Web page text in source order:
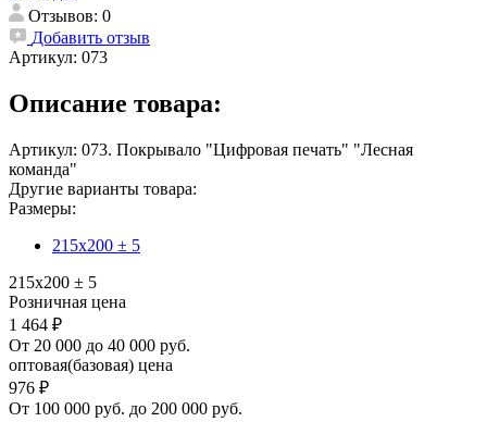
Отзывов: 0
Добавить отзыв
Артикул: 073
Описание товара:
Артикул: 073. Покрывало "Цифровая печать" "Лесная
команда"
Другие варианты товара:
Размеры:
215х200 ± 5
215х200 ± 5
Розничная цена
1 464 ₽
От 20 000 до 40 000 руб.
оптовая(базовая) цена
976 ₽
От 100 000 руб. до 200 000 руб.